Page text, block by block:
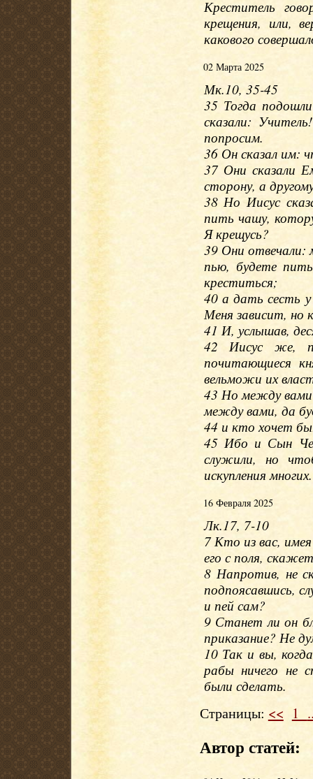
Креститель
крещения, или,
какового
02 Марта 2025
Мк.10, 35-45
35 Тогда
сказали:
попросим.
36 Он сказал им:
37 Они сказали
сторону, а
38 Но Иисус
пить чашу,
Я крещусь?
39 Они
пью, будете
креститься;
40 а дать сесть
Меня зависит, но
41 И, услышав,
42 Иисус же,
почитающиеся
вельможи их
43 Но между
между вами, да
44 и кто хочет
45 Ибо и Сын
служили, но
искупления многих.
16 Февраля 2025
Лк.17, 7-10
7 Кто из вас,
его с поля,
8 Напротив, не
подпоясавшись,
и пей сам?
9 Станет ли он
приказание? Не
10 Так и вы,
рабы ничего не
были сделать.
Страницы: << 1
Автор статей: